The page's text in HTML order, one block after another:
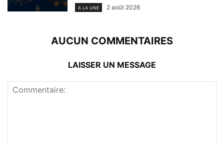
A LA UNE 2 août 2026
AUCUN COMMENTAIRES
LAISSER UN MESSAGE